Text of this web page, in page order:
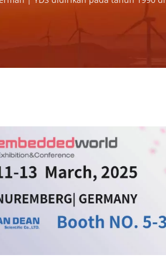
14001/
dengan sertifikasi ISO 9001,